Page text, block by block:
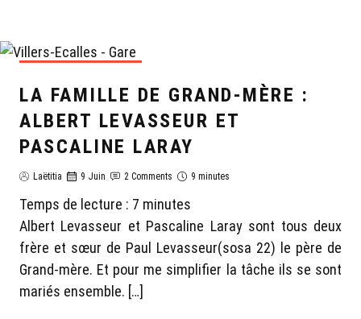
LA FAMILLE DE GRAND-MÈRE :
ALBERT LEVASSEUR ET
PASCALINE LARAY
Laëtitia 9 Juin 2 Comments 9 minutes
Temps de lecture : 7 minutes
Albert Levasseur et Pascaline Laray sont tous deux
frère et sœur de Paul Levasseur(sosa 22) le père de
Grand-mère. Et pour me simplifier la tâche ils se sont
mariés ensemble. […]